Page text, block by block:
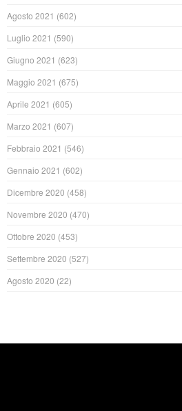
Agosto 2021 (602)
Luglio 2021 (590)
Giugno 2021 (623)
Maggio 2021 (675)
Aprile 2021 (605)
Marzo 2021 (607)
Febbraio 2021 (546)
Gennaio 2021 (602)
Dicembre 2020 (458)
Novembre 2020 (470)
Ottobre 2020 (453)
Settembre 2020 (527)
Agosto 2020 (22)